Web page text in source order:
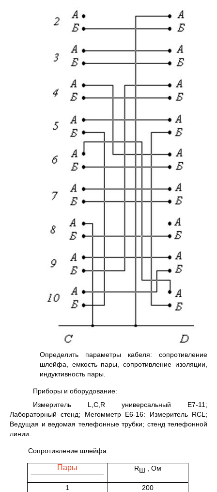
Определить параметры кабеля: сопротивление
шлейфа, емкость пары, сопротивление изоляции,
индуктивность пары.
Приборы и оборудование:
Измеритель L,C,R универсальный Е7-11;
Лабораторный стенд; Мегомметр Е6-16: Измеритель RCL;
Ведущая и ведомая телефонные трубки; стенд телефонной
линии.
Сопротивление шлейфа
Пары RШ , Ом
1 200